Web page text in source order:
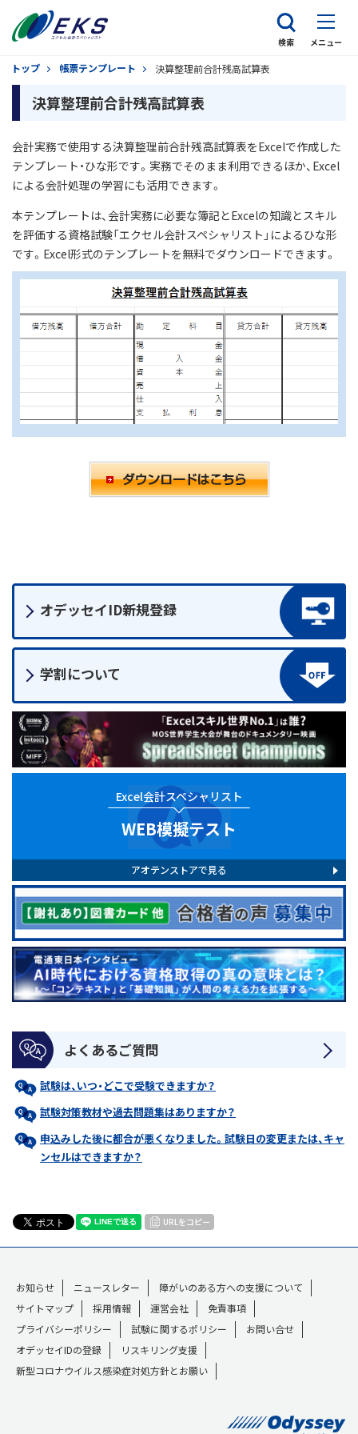
メニュー
検索
トップ 帳票テンプレート 決算整理前合計残高試算表
決算整理前合計残高試算表
会計実務で使用する決算整理前合計残高試算表をExcelで作成した
テンプレート・ひな形です。実務でそのまま利用できるほか、Excel
による会計処理の学習にも活用できます。
本テンプレートは、会計実務に必要な簿記とExcelの知識とスキル
を評価する資格試験「エクセル会計スペシャリスト」によるひな形
です。Excel形式のテンプレートを無料でダウンロードできます。
オデッセイID新規登録
学割について
Excel会計スペシャリスト
WEB模擬テスト
アオテンストアで見る
よくあるご質問
試験は、いつ・どこで受験できますか？
試験対策教材や過去問題集はありますか？
申込みした後に都合が悪くなりました。試験日の変更または、キャ
ンセルはできますか？
URLをコピー
お知らせ ニュースレター
障がいのある方への支援について
サイトマップ
採用情報 運営会社
免責事項
プライバシーポリシー
試験に関するポリシー
お問い合せ
オデッセイIDの登録
リスキリング支援
新型コロナウイルス感染症対処方針とお願い